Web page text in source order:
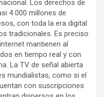
Los derechos de
4 000 millones de
con toda la era digital
tradicionales. Es preciso
mantienen al
en tiempo real y con
La TV de señal abierta
mundialistas, como si el
con suscripciones